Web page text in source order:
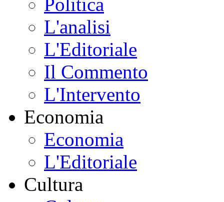
L'analisi
L'Editoriale
Il Commento
L'Intervento
Economia
Economia
L'Editoriale
Cultura